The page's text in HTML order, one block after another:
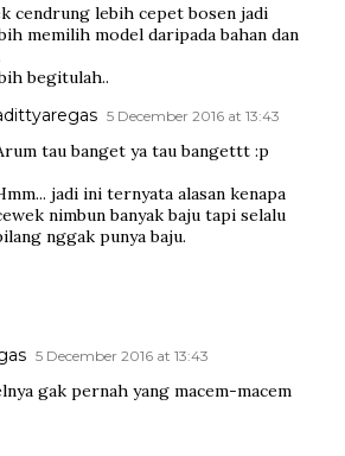
cendrung lebih cepet bosen jadi
memilih model daripada bahan dan
begitulah..
5 December 2016 at 13:43
tau banget ya tau bangettt :p
jadi ini ternyata alasan kenapa
nimbun banyak baju tapi selalu
nggak punya baju.
5 December 2016 at 13:43
gak pernah yang macem-macem